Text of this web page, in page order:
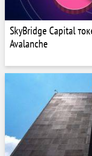
SkyBridge Capital
Avalanche